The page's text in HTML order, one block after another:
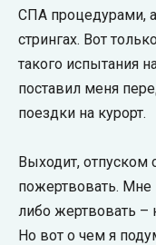
СПА процедурами,
стрингах. Вот
такого испытания
поставил меня
поездки на курорт.
Выходит, отпуском
пожертвовать.
либо жертвовать
Но вот о чем я